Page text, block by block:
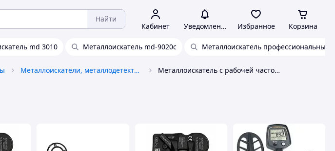
Найти
Кабинет Уведомления Избранное Корзина
md 3010 Металлоискатель md-9020c Металлоискатель профессиональный
Металлоискатели, металлодетекторы Металлоискатель с рабочей частотой 13.6 кГц